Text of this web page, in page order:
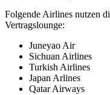
Folgende Airlines nutzen
Vertragslounge:
Juneyao Air
Sichuan Airlines
Turkish Airlines
Japan Arlines
Qatar Airways